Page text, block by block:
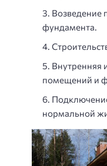
Возведение
фундамента.
Внутренняя
помещений и
нормальной